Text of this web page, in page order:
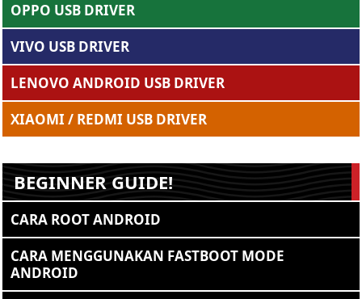
OPPO USB DRIVER
VIVO USB DRIVER
LENOVO ANDROID USB DRIVER
XIAOMI / REDMI USB DRIVER
BEGINNER GUIDE!
CARA ROOT ANDROID
CARA MENGGUNAKAN FASTBOOT MODE
ANDROID